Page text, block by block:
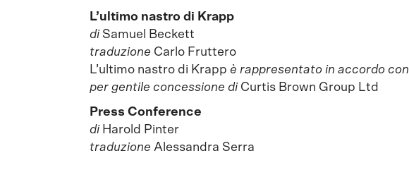
L’ultimo nastro di Krapp
di Samuel Beckett
traduzione Carlo Fruttero
L’ultimo nastro di Krapp è rappresentato in accordo con
per gentile concessione di Curtis Brown Group Ltd
Press Conference
di Harold Pinter
traduzione Alessandra Serra